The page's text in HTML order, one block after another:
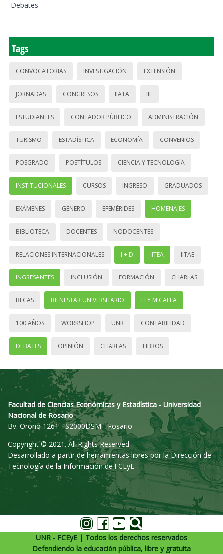
Debates
Tags
CONVOCATORIAS INVESTIGACIÓN EXTENSIÓN
JORNADAS CONGRESOS IIATA IIE
ESTUDIANTES CONTADOR PÚBLICO ADMINISTRACIÓN
TURISMO ESTADÍSTICA ECONOMÍA CONVENIOS
POSGRADO POSTÍTULOS CIENCIA Y TECNOLOGÍA
INSTITUCIONALES CURSOS INGRESO GRADUADOS
EXÁMENES GÉNERO EFEMÉRIDES HOMENAJES
BIBLIOTECA DOCENTES NODOCENTES
RELACIONES INTERNACIONALES I + D IITEA IITAE
INGRESANTES INCLUSIÓN FORMACIÓN CHARLAS
BECAS BIENESTAR UNIVERSITARIO LEY MICAELA
100 AÑOS WORKSHOP UNR CONTABILIDAD
DEBATES OPINIÓN CHARLAS LIBROS
Facultad de Ciencias Económicas y Estadística - Universidad
Nacional de Rosario
Bv. Oroño 1261 - S2000DSM - Rosario
Copyright © 2021. All Rights Reserved.
Desarrollado a partir de herramientas libres por la Dirección de
Tecnología de la Información de FCEyE
UNR - FCEyE | Todos los derechos reservados
Defendiendo la educación pública, libre y gratuita